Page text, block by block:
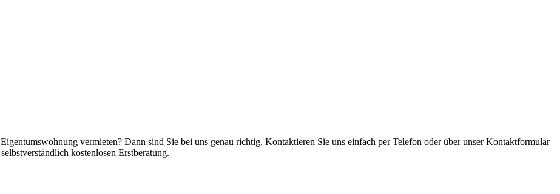
vermieten? Dann sind Sie bei uns genau richtig. Kontaktieren Sie uns einfach per Telefon oder über unser Kontaktformular
kostenlosen Erstberatung.